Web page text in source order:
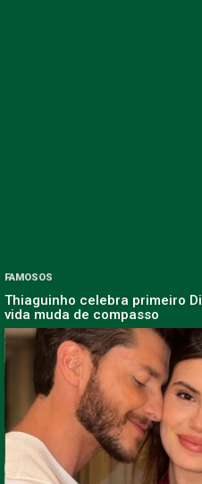
FAMOSOS
Thiaguinho celebra primeiro
vida muda de compasso